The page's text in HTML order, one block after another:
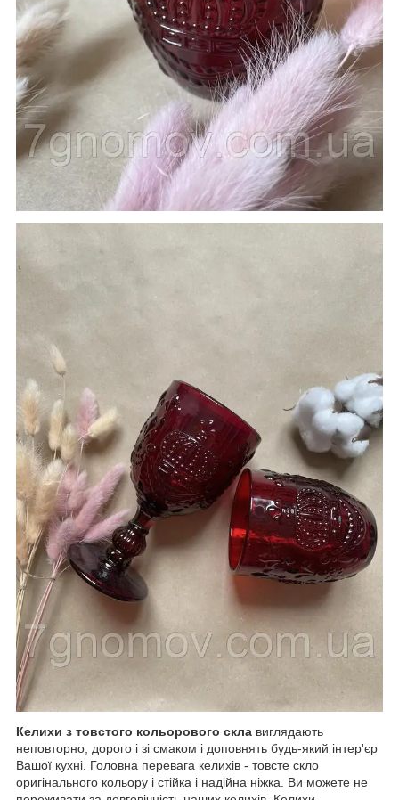
Келихи з товстого кольорового скла виглядають
неповторно, дорого і зі смаком і доповнять будь-який інтер'єр
Вашої кухні. Головна перевага келихів - товсте скло
оригінального кольору і стійка і надійна ніжка. Ви можете не